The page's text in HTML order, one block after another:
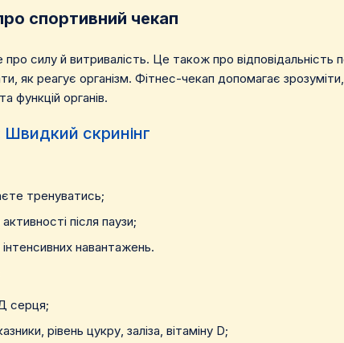
спортивний чекап
силу й витривалість. Це також про
як реагує організм. Фітнес-чекап допомагає
функцій органів.
Швидкий скринінг
тренуватись;
після паузи;
навантажень.
серця;
рівень цукру, заліза, вітаміну D;